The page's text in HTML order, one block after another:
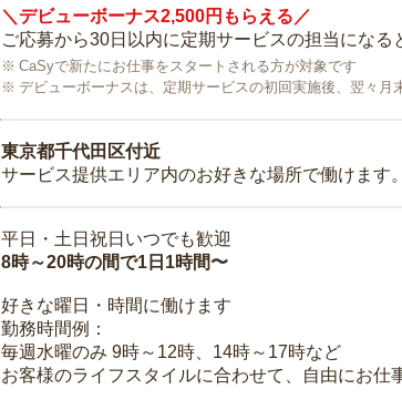
＼デビューボーナス2,500円もらえる／
ご応募から30日以内に定期サービスの担当になる
CaSyで新たにお仕事をスタートされる方が対象です
デビューボーナスは、定期サービスの初回実施後、翌々月
東京都千代田区付近
サービス提供エリア内のお好きな場所で働けます。
平日・土日祝日いつでも歓迎
8時～20時の間で1日1時間〜
好きな曜日・時間に働けます
勤務時間例：
毎週水曜のみ 9時～12時、14時～17時など
お客様のライフスタイルに合わせて、自由にお仕